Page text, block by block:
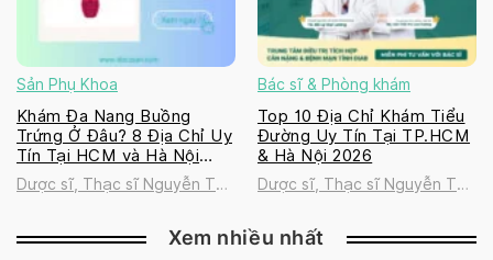
Sản Phụ Khoa
Khám Đa Nang Buồng
Trứng Ở Đâu? 8 Địa Chỉ Uy
Tín Tại HCM và Hà Nội
2026
Dược sĩ, Thạc sĩ Nguyễn Thị
Bác sĩ & Phòng khám
Top 10 Địa Chỉ Khám Tiểu
Đường Uy Tín Tại TP.HCM
& Hà Nội 2026
Dược sĩ, Thạc sĩ Nguyễn Thị
Xem nhiều nhất